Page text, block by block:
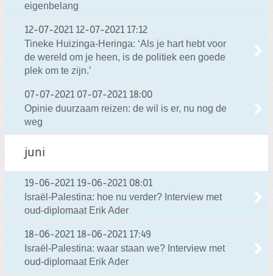
eigenbelang
12-07-2021 12-07-2021 17:12
Tineke Huizinga-Heringa: ‘Als je hart hebt voor
de wereld om je heen, is de politiek een goede
plek om te zijn.’
07-07-2021 07-07-2021 18:00
Opinie duurzaam reizen: de wil is er, nu nog de
weg
juni
19-06-2021 19-06-2021 08:01
Israël-Palestina: hoe nu verder? Interview met
oud-diplomaat Erik Ader
18-06-2021 18-06-2021 17:49
Israël-Palestina: waar staan we? Interview met
oud-diplomaat Erik Ader